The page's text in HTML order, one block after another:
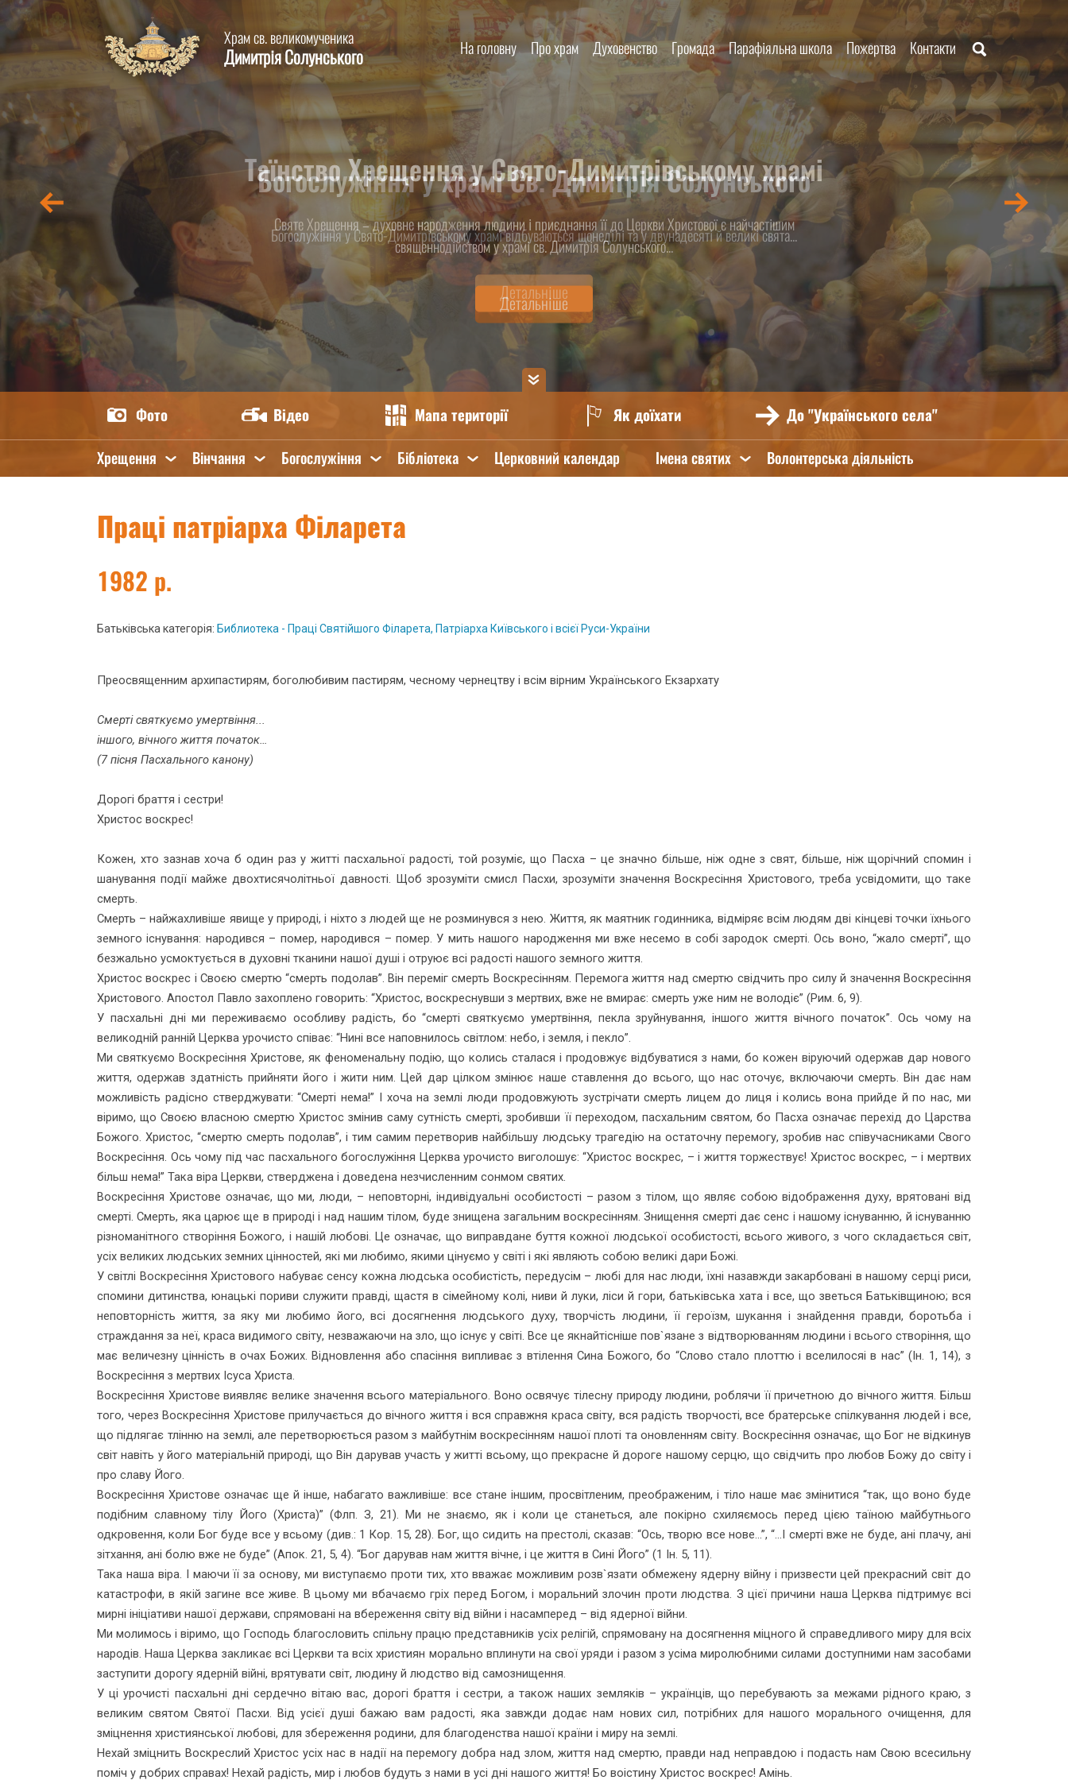
Храм св. великомученика
Димитрія Солунського На головну Про храм Духовенство Громада Парафіяльна школа Пожертва Контакти
Фото Відео Мапа території Як доїхати До "Українського села"
Хрещення Вінчання Богослужіння Бібліотека Церковний календар Імена святих Волонтерська діяльність
Таїнство Хрещення у Свято-Димитрівському храмі
Святе Хрещення – духовне народження людини і приєднання її до Церкви Христової є найчастішим
священнодійством у храмі св. Димитрія Солунського...
Детальніше
Праці патріарха Філарета
1982 р.
Батьківська категорія: Библиотека - Праці Святійшого Філарета, Патріарха Київського і всієї Руси-України
Преосвященним архипастирям, боголюбивим пастирям, чесному чернецтву і всім вірним Українського Екзархату
Смерті святкуємо умертвіння...
іншого, вічного життя початок…
(7 пісня Пасхального канону)
Дорогі браття і сестри!
Христос воскрес!
Кожен, хто зазнав хоча б один раз у житті пасхальної радості, той розуміє, що Пасха – це значно більше, ніж одне з свят, більше, ніж щорічний спомин і
шанування події майже двохтисячолітньої давності. Щоб зрозуміти смисл Пасхи, зрозуміти значення Воскресіння Христового, треба усвідомити, що таке
смерть.
Смерть – найжахливіше явище у природі, і ніхто з людей ще не розминувся з нею. Життя, як маятник годинника, від­міряє всім людям дві кінцеві точки їхнього
земного існування: народився – помер, народився – помер. У мить нашого народження ми вже несемо в собі зародок смерті. Ось воно, “жало смерті”, що
безжально усмоктується в духовні тканини нашої душі і отруює всі радості нашого земного життя.
Христос воскрес і Своєю смертю “смерть подолав”. Він переміг смерть Воскресінням. Перемога життя над смертю свідчить про силу й значення Воскресіння
Христового. Апостол Павло захоплено говорить: “Христос, воскреснувши з мертвих, вже не вмирає: смерть уже ним не володіє” (Рим. 6, 9).
У пасхальні дні ми переживаємо особливу радість, бо “смерті святкуємо умертвіння, пекла зруйнування, іншого життя вічного поча­ток”. Ось чому на
великодній ранній Церква урочисто співає: “Нині все наповнилось світлом: небо, і земля, і пекло”.
Ми святкуємо Воскресіння Христове, як феноменальну подію, що колись сталася і продовжує відбуватися з нами, бо кожен віруючий одержав дар нового
життя, одержав здатність прийняти його і жити ним. Цей дар цілком змінює наше ставлення до всього, що нас оточує, включаючи смерть. Він дає нам
можливість радісно стверджувати: “Смерті нема!” І хоча на землі люди продовжують зустрічати смерть лицем до лиця і колись вона прийде й по нас, ми
віримо, що Своєю власною смертю Христос змінив саму сутність смерті, зробивши її переходом, пасхальним святом, бо Пасха означає перехід до Царства
Божого. Христос, “смертю смерть подолав”, і тим самим перетворив найбільшу людську трагедію на остаточну перемогу, зробив нас співучасниками Свого
Воскресіння. Ось чому під час пасхального богослужіння Церква урочисто виголошує: “Христос воскрес, – і життя торжествує! Христос воскрес, – і мертвих
більш нема!” Така віра Церкви, стверджена і доведена не­зчисленним сонмом святих.
Воскресіння Христове означає, що ми, люди, – неповторні, індивідуальні особистості – разом з тілом, що являє собою відображення ду­ху, врятовані від
смерті. Смерть, яка царює ще в природі і над нашим тілом, буде знищена загальним воскресінням. Знищення смерті дає сенс і нашому існуванню, й існуванню
різноманітного створіння Божого, і на­шій любові. Це означає, що виправдане буття кожної людської осо­бистості, всього живого, з чого складається світ,
усіх великих людських земних цінностей, які ми любимо, якими цінуємо у світі і які являють собою великі дари Божі.
У світлі Воскресіння Христового набуває сенсу кожна людська особистість, передусім – любі для нас люди, їхні назавжди закарбовані в нашому серці риси,
спомини дитинства, юнацькі пориви служити правді, щастя в сімейному колі, ниви й луки, ліси й гори, батьківська хата і все, що зветься Батьківщиною; вся
неповторність життя, за яку ми любимо його, всі досяг­нення людського духу, творчість людини, її героїзм, шукання і знайдення правди, боротьба і
страждання за неї, краса видимого сві­ту, незважаючи на зло, що існує у світі. Все це якнайтісніше пов`язане з відтворюванням людини і всього створіння, що
має величезну цінність в очах Божих. Відновлення або спасіння випливає з втілення Сина Бо­жого, бо “Слово стало плоттю і вселилосяі в нас” (Ін. 1, 14), з
Воскресіння з мертвих Ісуса Христа.
Воскресіння Христове виявляє велике значення всього матеріально­го. Воно освячує тілесну природу людини, роблячи її причетною до віч­ного життя. Більш
того, через Воскресіння Христове прилучається до вічного життя і вся справжня краса світу, вся радість творчості, все братерське спілкування людей і все,
що підлягає тлінню на землі, але пе­ретворюється разом з майбутнім воскресінням нашої плоті та оновлен­ням світу. Воскресіння означає, що Бог не відкинув
світ навіть у його матеріальній природі, що Він дарував участь у житті всьому, що пре­красне й дороге нашому серцю, що свідчить про любов Божу до світу і
про славу Його.
Воскресіння Христове означає ще й інше, набагато важливіше: все стане іншим, просвітленим, преображеним, і тіло наше має змінитися “так, що воно буде
подібним славному тілу Його (Христа)” (Флп. З, 21). Ми не знаємо, як і коли це станеться, але покірно схиляємось перед цією таїною майбут­нього
одкровення, коли Бог буде все у всьому (див.: 1 Кор. 15, 28). Бог, що сидить на престолі, сказав: “Ось, творю все нове…”, “...І смерті вже не буде, ані плачу, ані
зітхання, ані болю вже не буде” (Апок. 21, 5, 4). “Бог дарував нам життя вічне, і це життя в Сині Його” (1 Ін. 5, 11).
Така наша віра. І маючи її за основу, ми виступаємо проти тих, хто вважає можливим розв`язати обмежену ядерну війну і при­звести цей прекрасний світ до
катастрофи, в якій загине все живе. В цьому ми вбачаємо гріх перед Богом, і моральний злочин проти людства. З цієї причини наша Церква підтримує всі
мирні ініціативи нашої держави, спрямовані на вбереження світу від війни і насамперед – від ядерної війни.
Ми молимось і віримо, що Господь благословить спільну працю представників усіх релігій, спрямовану на досягнення міцного й справедливого миру для всіх
народів. Наша Церква закликає всі Церкви та всіх християн мо­рально вплинути на свої уряди і разом з усіма миролюбними силами доступними нам засобами
заступити дорогу ядерній війні, врятувати світ, людину й людство від самознищення.
У ці урочисті пасхальні дні сердечно вітаю вас, дорогі браття і се­стри, а також наших земляків – українців, що перебувають за межами рідного краю, з
великим святом Святої Пасхи. Від усієї душі ба­жаю вам радості, яка завжди додає нам нових сил, потрібних для нашого морального очищення, для
зміцнення християнської любові, для збереження родини, для благоденства нашої країни і миру на землі.
Нехай зміцнить Воскреслий Христос усіх нас в надії на перемогу добра над злом, життя над смертю, правди над неправдою і подасть нам Свою всесильну
поміч у добрих справах! Нехай радість, мир і любов будуть з нами в усі дні нашого життя! Бо воістину Христос воскрес! Амінь.